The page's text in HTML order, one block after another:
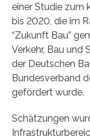
einer Studie zum
bis 2020, die im
“Zukunft Bau”
Verkehr, Bau
der Deutschen
Bundesverband
gefördert wurde.
Schätzungen